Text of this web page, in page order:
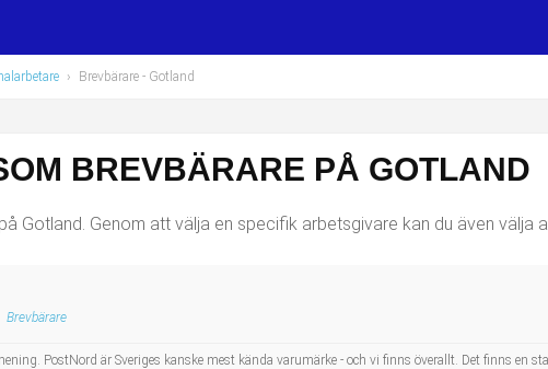
› Brevbärare - Gotland
BREVBÄRARE PÅ GOTLAND
Gotland. Genom att välja en specifik arbetsgivare kan du även välja
Brevbärare
PostNord är Sveriges kanske mest kända varumärke - och vi finns överallt. Det finns en